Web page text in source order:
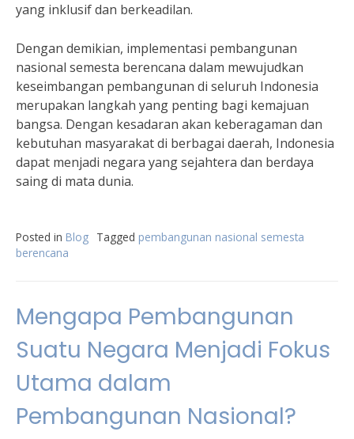
yang inklusif dan berkeadilan.
Dengan demikian, implementasi pembangunan
nasional semesta berencana dalam mewujudkan
keseimbangan pembangunan di seluruh Indonesia
merupakan langkah yang penting bagi kemajuan
bangsa. Dengan kesadaran akan keberagaman dan
kebutuhan masyarakat di berbagai daerah, Indonesia
dapat menjadi negara yang sejahtera dan berdaya
saing di mata dunia.
Posted in Blog Tagged pembangunan nasional semesta
berencana
Mengapa Pembangunan
Suatu Negara Menjadi Fokus
Utama dalam
Pembangunan Nasional?